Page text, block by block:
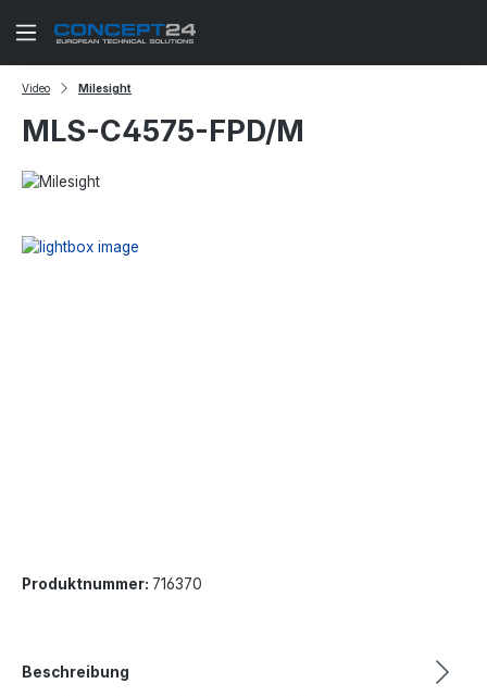
Zum Hauptinhalt springen
Video Milesight
MLS-C4575-FPD/M
Produktnummer: 716370
Beschreibung